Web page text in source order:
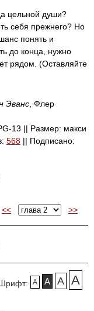
цельной души?
себя прежнего? Но
понять и
до конца, нужно
рядом. (Оставляйте
Эванс , Флер
13 || Размер: макси
568 || Подписано:
<<
>>
A A A A